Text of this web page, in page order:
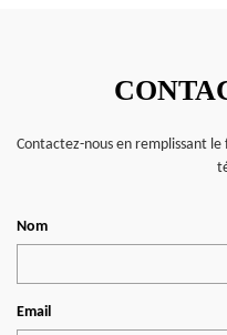
Contactez-nous en remplissant
Nom
Email